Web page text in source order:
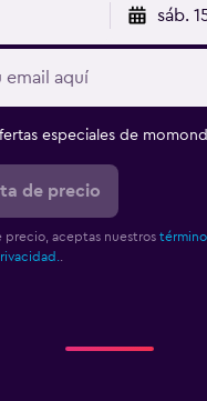
sáb.
especiales de
de precio
precio, aceptas nuestros